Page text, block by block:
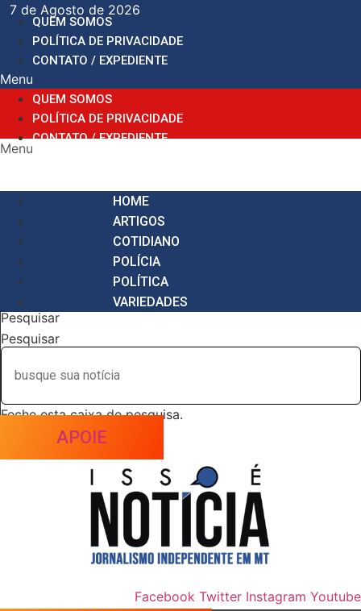
para
conteúdo
7 de Agosto de 2026
QUEM SOMOS
POLÍTICA DE PRIVACIDADE
CONTATO / EXPEDIENTE
Menu
QUEM SOMOS
POLÍTICA DE PRIVACIDADE
CONTATO / EXPEDIENTE
Menu
HOME
ARTIGOS
COTIDIANO
POLÍCIA
POLÍTICA
VARIEDADES
Pesquisar
Pesquisar
Feche esta caixa de pesquisa.
APOIE
Facebook Twitter Instagram Youtube